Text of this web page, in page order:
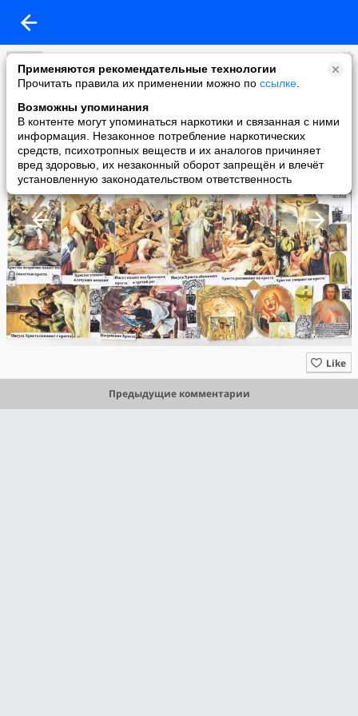
Применяются рекомендательные технологии
Прочитать правила их применении можно по ссылке
Возможны упоминания
В контенте могут упоминаться наркотики и связанная с ними
информация. Незаконное потребление наркотических
средств, психотропных веществ и их аналогов причиняет
вред здоровью, их незаконный оборот запрещён и влечёт
установленную законодательством ответственность
Великие мысли Великих женщин
added a photo
20 Jan в 12:25
Like
Предыдущие комментарии